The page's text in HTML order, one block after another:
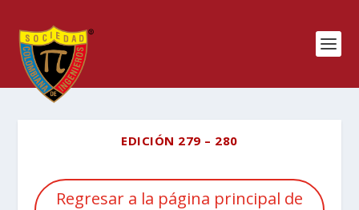
EDICIÓN 279 – 280
Regresar a la página principal de